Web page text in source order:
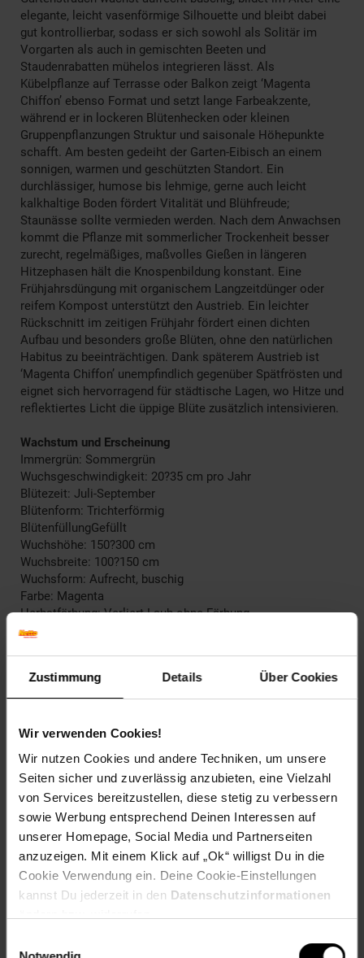
Zustimmung Details Über Cookies
Wir verwenden Cookies!
Wir nutzen Cookies und andere Techniken, um unsere
Seiten sicher und zuverlässig anzubieten, eine Vielzahl
von Services bereitzustellen, diese stetig zu verbessern
sowie Werbung entsprechend Deinen Interessen auf
unserer Homepage, Social Media und Partnerseiten
anzuzeigen. Mit einem Klick auf „Ok“ willigst Du in die
Cookie Verwendung ein. Deine Cookie-Einstellungen
kannst Du jederzeit in den Datenschutzinformationen
elegante, leicht vasenförmige Silhouette und bleibt dabei
gut kontrollierbar, sodass er sich sowohl als Solitär im
Vorgarten als auch in gemischten Beeten und
Staudenrabatten mühelos integrieren lässt. Als
Kübelpflanze auf Terrasse oder Balkon zeigt ‘Magenta
Chiffon’ ebenso Format und setzt lange Farbeakzente,
während er in lockeren Blütenhecken oder kleinen
Gruppenpflanzungen Struktur und saisonale Höhepunkte
schafft. Am besten gedeiht der Garten-Eibisch an einem
sonnigen, warmen und geschützten Standort. Ein
durchlässiger, humose bis lehmige, gerne auch leicht
kalkhaltige Boden fördert Vitalität und Blühfreude;
Staunässe sollte vermieden werden. Nach dem Anwachsen
kommt die Pflanze mit sommerlicher Trockenheit besser
zurecht, regelmäßiges, maßvolles Gießen in längeren
Hitzephasen hält die Knospenbildung konstant. Eine
Frühjahrsdüngung mit organischem Langzeitdünger oder
reifem Kompost unterstützt den Austrieb. Ein leichter
Rückschnitt im zeitigen Frühjahr fördert einen dichten
Aufbau und besonders große Blüten, ohne den natürlichen
Habitus zu beeinträchtigen. Dank späterem Austrieb ist
‘Magenta Chiffon’ unempfindlich gegenüber Spätfrösten und
eignet sich hervorragend für städtische Lagen, wo Hitze und
reflektiertes Licht die üppige Blüte zusätzlich intensivieren.
Wachstum und Erscheinung
Immergrün: Sommergrün
Wuchsgeschwindigkeit: 20?35 cm pro Jahr
Blütezeit: Juli-September
Blütenform: Trichterförmig
BlütenfüllungGefüllt
Wuchshöhe: 150?300 cm
Wuchsbreite: 100?150 cm
Wuchsform: Aufrecht, buschig
Farbe: Magenta
Herbstfärbung: Verliert Laub ohne Färbung
Blütenfarbe: Magenta
Frucht: Keine Frucht
Blattform: Eiförmig
Standortempfehlung: Sonnig, windgeschützt
Pflegeaufwand: Wenig,Mittel
Lichtbedarf: Sonnig-Halbschattig
Wasserbedarf: Mittel
Rückschnitt: Rückschnitt im Spätwinter.
Schnittverträglichkeit: Gut
Bodenansprüche: nährstoffreich und gut durchlässig
Nährstoffgehalt: Mittel
Frosthärte: bis -20 °C
Verwendung: In Klein- und Vorgärten,In
Bienenweide, Schnittblume